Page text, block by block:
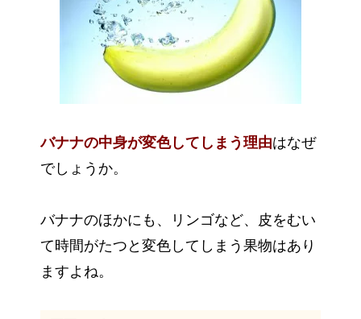
バナナの中身が変色してしまう理由はなぜ
でしょうか。
バナナのほかにも、リンゴなど、皮をむい
て時間がたつと変色してしまう果物はあり
ますよね。